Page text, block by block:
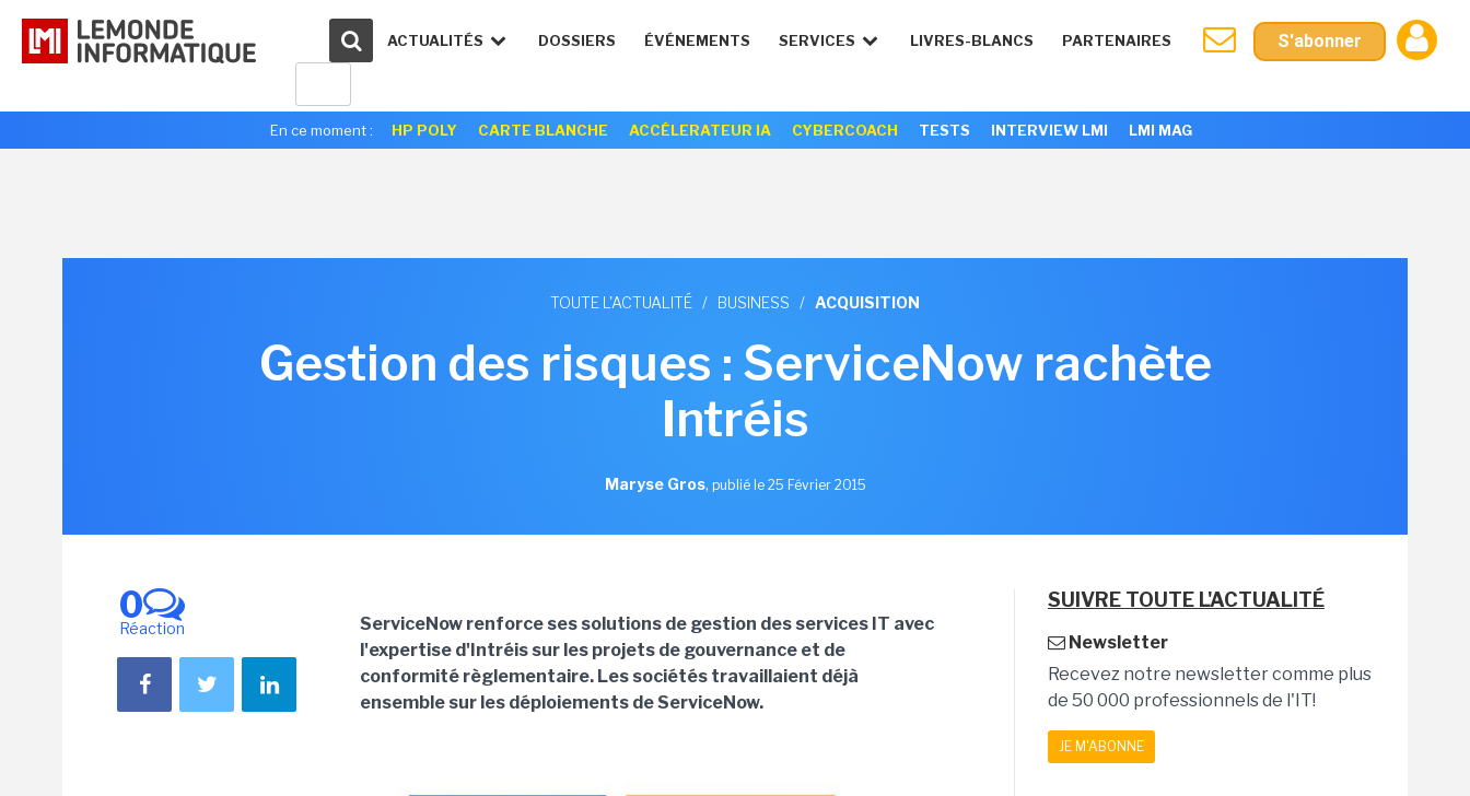
ACTUALITÉS DOSSIERS ÉVÉNEMENTS SERVICES LIVRES-BLANCS PARTENAIRES S'abonner
En ce moment : HP POLY CARTE BLANCHE ACCÉLERATEUR IA CYBERCOACH TESTS INTERVIEW LMI LMI MAG
TOUTE L'ACTUALITÉ / BUSINESS / ACQUISITION
Gestion des risques : ServiceNow rachète
Intréis
Maryse Gros, publié le 25 Février 2015
0
Réaction
ServiceNow renforce ses solutions de gestion des services IT avec
l'expertise d'Intréis sur les projets de gouvernance et de
conformité règlementaire. Les sociétés travaillaient déjà
ensemble sur les déploiements de ServiceNow.
SUIVRE TOUTE L'ACTUALITÉ
Newsletter
Recevez notre newsletter comme plus
de 50 000 professionnels de l'IT!
JE M'ABONNE